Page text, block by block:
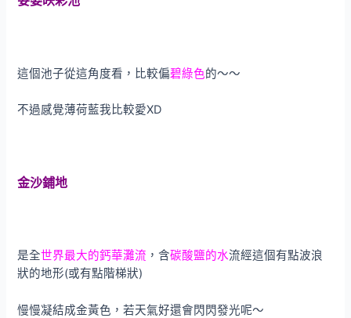
這個池子從這角度看，比較偏碧綠色的～～
不過感覺薄荷藍我比較愛XD
金沙鋪地
是全世界最大的鈣華灘流 ，含碳酸鹽的水流經這個有點波浪
狀的地形(或有點階梯狀)
慢慢凝結成金黃色，若天氣好還會閃閃發光呢～